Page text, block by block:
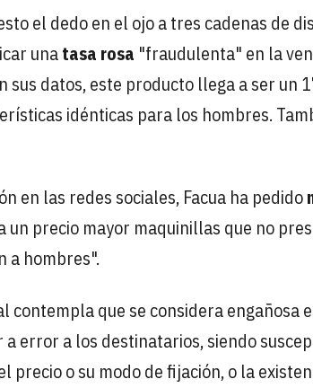
el dedo en el ojo a tres cadenas de
unatasa rosa "fraudulenta" en la
sus datos, este producto llega a ser un
idénticas para los hombres.
en las redes sociales, Facua ha pedido
precio mayor maquinillas que no
a hombres".
contempla que se considera engañosa
error a los destinatarios, siendo
o su modo de fijación, o la